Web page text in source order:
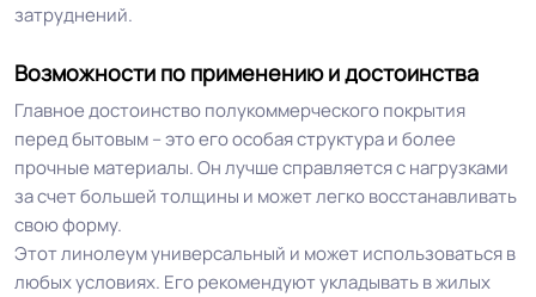
затруднений.
Возможности по применению и достоинства
Главное достоинство полукоммерческого покрытия
перед бытовым – это его особая структура и более
прочные материалы. Он лучше справляется с нагрузками
за счет большей толщины и может легко восстанавливать
свою форму.
Этот линолеум универсальный и может использоваться в
любых условиях. Его рекомендуют укладывать в жилых